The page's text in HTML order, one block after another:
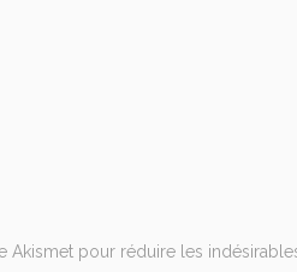
Akismet pour réduire les